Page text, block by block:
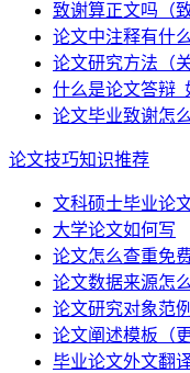
致谢算正文吗（
论文中注释有什
论文研究方法（
什么是论文答辩
论文毕业致谢怎
论文技巧知识推荐
文科硕士毕业论
大学论文如何写
论文怎么查重免
论文数据来源怎
论文研究对象范
论文阐述模板（
毕业论文外文翻